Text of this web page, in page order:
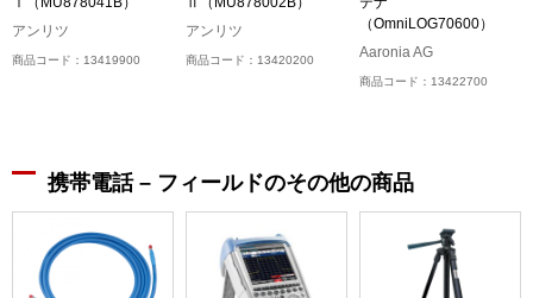
アンリツ
商品コード：13419900
アンリツ
商品コード：13420200
（OmniLOG70600）
Aaronia AG
商品コード：13422700
携帯電話 – フィールドのその他の商品